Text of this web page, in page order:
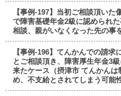
【事例-197】当初ご相談頂いた
で障害基礎年金2級に認められ
相談、親がいなくなった先の事
【事例-196】てんかんでの請求
とご相談頂き、障害厚生年金3
来たケース（摂津市 てんかんは
め、不支給とされてしまう可能